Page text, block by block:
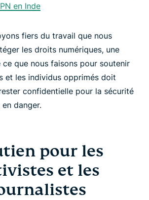
en Inde
fiers du travail que nous
les droits numériques, une
que nous faisons pour soutenir
et les individus opprimés doit
confidentielle pour la sécurité
danger.
pour les
et les